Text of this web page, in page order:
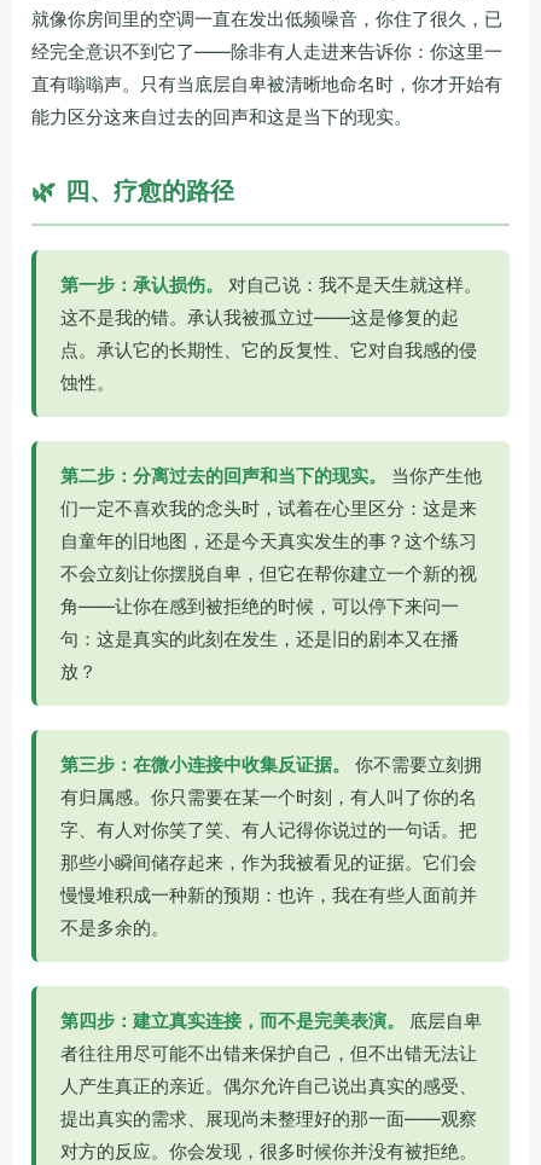
就像你房间里的空调一直在发出低频噪音，你住了很久，已
经完全意识不到它了——除非有人走进来告诉你：你这里一
直有嗡嗡声。只有当底层自卑被清晰地命名时，你才开始有
能力区分这来自过去的回声和这是当下的现实。
🌿 四、疗愈的路径
第一步：承认损伤。
对自己说：我不是天生就这样。
这不是我的错。承认我被孤立过——这是修复的起
点。承认它的长期性、它的反复性、它对自我感的侵
蚀性。
第二步：分离过去的回声和当下的现实。
当你产生他
们一定不喜欢我的念头时，试着在心里区分：这是来
自童年的旧地图，还是今天真实发生的事？这个练习
不会立刻让你摆脱自卑，但它在帮你建立一个新的视
角——让你在感到被拒绝的时候，可以停下来问一
句：这是真实的此刻在发生，还是旧的剧本又在播
放？
第三步：在微小连接中收集反证据。
你不需要立刻拥
有归属感。你只需要在某一个时刻，有人叫了你的名
字、有人对你笑了笑、有人记得你说过的一句话。把
那些小瞬间储存起来，作为我被看见的证据。它们会
慢慢堆积成一种新的预期：也许，我在有些人面前并
不是多余的。
第四步：建立真实连接，而不是完美表演。
底层自卑
者往往用尽可能不出错来保护自己，但不出错无法让
人产生真正的亲近。偶尔允许自己说出真实的感受、
提出真实的需求、展现尚未整理好的那一面——观察
对方的反应。你会发现，很多时候你并没有被拒绝。